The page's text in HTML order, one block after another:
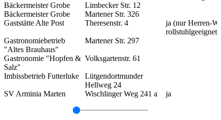
Bäckermeister Grobe
Limbecker Str. 12
Bäckermeister Grobe
Martener Str. 326
Gaststätte Alte Post
Theresenstr. 4
ja (nur Herren-
rollstuhlgeeignet)
Gastronomiebetrieb
"Altes Brauhaus"
Martener Str. 297
Gastronomie "Hopfen &
Salz"
Volksgartenstr. 61
Imbissbetrieb Futterluke
Lütgendortmunder
Hellweg 24
SV Arminia Marten
Wischlinger Weg 241 a ja